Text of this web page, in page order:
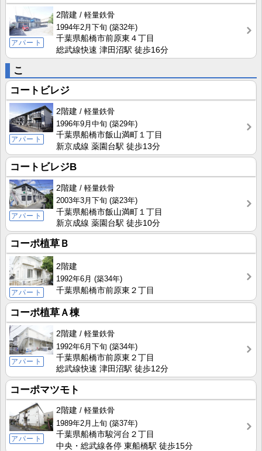
アパート
2階建
軽量鉄骨
1994年2月下旬 (築32年)
千葉県船橋市前原東４丁目
総武線快速 津田沼駅 徒歩16分
こ
コートビレジ
アパート
2階建
軽量鉄骨
1996年9月中旬 (築29年)
千葉県船橋市飯山満町１丁目
新京成線 薬園台駅 徒歩13分
コートビレジB
アパート
2階建
軽量鉄骨
2003年3月下旬 (築23年)
千葉県船橋市飯山満町１丁目
新京成線 薬園台駅 徒歩10分
コーポ植草Ｂ
アパート
2階建
1992年6月 (築34年)
千葉県船橋市前原東２丁目
コーポ植草Ａ棟
アパート
2階建
軽量鉄骨
1992年6月下旬 (築34年)
千葉県船橋市前原東２丁目
総武線快速 津田沼駅 徒歩12分
コーポマツモト
アパート
2階建
軽量鉄骨
1989年2月上旬 (築37年)
千葉県船橋市駿河台２丁目
中央・総武線各停 東船橋駅 徒歩15分